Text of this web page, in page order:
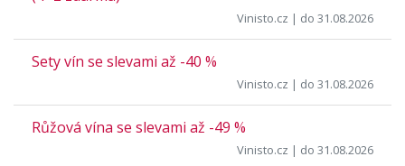
Vinisto.cz | do 31.08.2026
Sety vín se slevami až -40 %
Vinisto.cz | do 31.08.2026
Růžová vína se slevami až -49 %
Vinisto.cz | do 31.08.2026